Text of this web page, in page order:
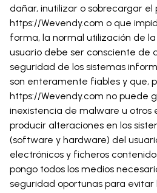
dañar, inutilizar o sobrecargar el
https://Wevendy.com o que
forma, la normal utilización de
usuario debe ser consciente de
seguridad de los sistemas
son enteramente fiables y que,
https://Wevendy.com no puede
inexistencia de malware u otros
producir alteraciones en los
(software y hardware) del
electrónicos y ficheros
pongo todos los medios
seguridad oportunas para evitar